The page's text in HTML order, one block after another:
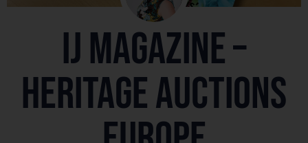
IJ Magazine –
Heritage Auctions